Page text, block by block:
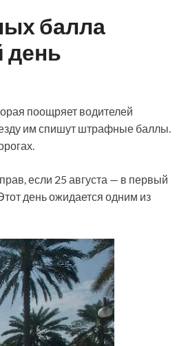
балла
день
поощряет водителей
им спишут штрафные баллы.
если 25 августа — в первый
день ожидается одним из